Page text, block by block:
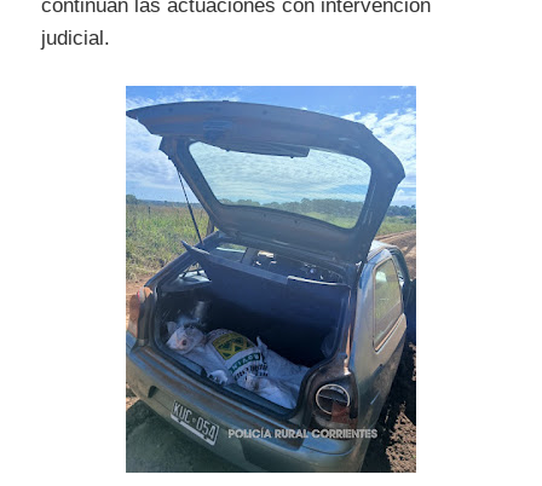
continúan las actuaciones con intervención
judicial.